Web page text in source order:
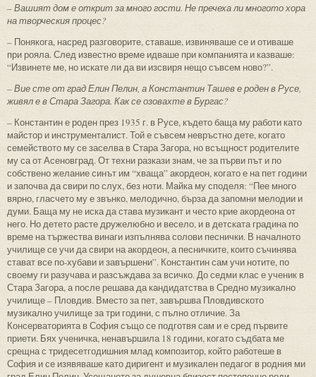
– Вашият дом е открит за много гости. Не пречеха ли многото хора
на творческия процес?
– Понякога, насред разговорите, ставаше, извиняваше се и отиваше
при рояла. След известно време идваше при компанията и казваше:
“Извинете ме, но искате ли да ви изсвиря нещо съвсем ново?”.
– Вие сте от град Елин Пелин, а Константин Ташев е роден в Русе,
живял е в Стара Загора. Как се озовахте в Бургас?
– Константин е роден през 1935 г. в Русе, където баща му работи като
майстор и инструменталист. Той е съвсем невръстно дете, когато
семейството му се заселва в Стара Загора, но всъщност родителите
му са от Асеновград. От техни разкази знам, че за първи път и по
собствено желание синът им “хваща” акордеон, когато е на пет години
и започва да свири по слух, без ноти. Майка му споделя: “Пее много
вярно, гласчето му е звънко, мелодично, бърза да запомни мелодии и
думи. Баща му не иска да става музикант и често крие акордеона от
него. Но детето расте дружелюбно и весело, и в детската градина по
време на тържества винаги изпълнява солови песнички. В началното
училище се учи да свири на акордеон, а песничките, които съчинява
стават все по-хубави и завършени”. Константин сам учи нотите, по
своему ги разучава и разсъждава за всичко. До седми клас е ученик в
Стара Загора, а после решава да кандидатства в Средно музикално
училище – Пловдив. Вместо за пет, завършва Пловдивското
музикално училище за три години, с пълно отличие. За
Консерваторията в София също се подготвя сам и е сред първите
приети. Бях ученичка, ненавършила 18 години, когато съдбата ме
срещна с тридесетгодишния млад композитор, който работеше в
София и се изявяваше като диригент и музикален педагог в родния ми